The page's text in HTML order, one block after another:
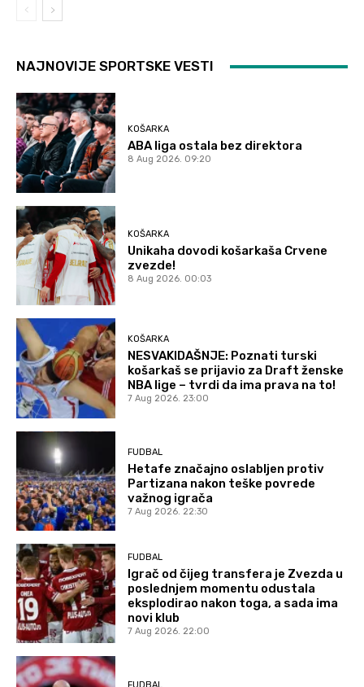
NAJNOVIJE SPORTSKE VESTI
KOŠARKA
ABA liga ostala bez direktora
8 Aug 2026. 09:20
KOŠARKA
Unikaha dovodi košarkaša Crvene
zvezde!
8 Aug 2026. 00:03
KOŠARKA
NESVAKIDAŠNJE: Poznati turski
košarkaš se prijavio za Draft ženske
NBA lige – tvrdi da ima prava na to!
7 Aug 2026. 23:00
FUDBAL
Hetafe značajno oslabljen protiv
Partizana nakon teške povrede
važnog igrača
7 Aug 2026. 22:30
FUDBAL
Igrač od čijeg transfera je Zvezda u
poslednjem momentu odustala
eksplodirao nakon toga, a sada ima
novi klub
7 Aug 2026. 22:00
FUDBAL